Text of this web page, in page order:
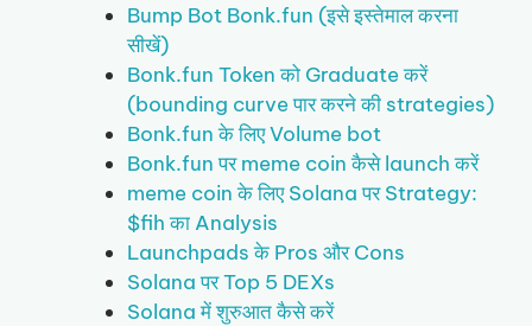
Bump Bot Bonk.fun (इसे इस्तेमाल करना
सीखें)
Bonk.fun Token को Graduate करें
(bounding curve पार करने की strategies)
Bonk.fun के लिए Volume bot
Bonk.fun पर meme coin कैसे launch करें
meme coin के लिए Solana पर Strategy:
$fih का Analysis
Launchpads के Pros और Cons
Solana पर Top 5 DEXs
Solana में शुरुआत कैसे करें